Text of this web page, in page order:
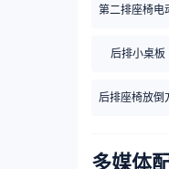
第二排座椅电
后排小桌板
后排座椅放倒
多媒体